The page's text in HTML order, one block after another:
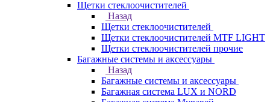
Щетки стеклоочистителей
Назад
Щетки стеклоочистителей
Щетки стеклоочистителей MTF LIGHT
Щетки стеклоочистителей прочие
Багажные системы и аксессуары
Назад
Багажные системы и аксессуары
Багажная система LUX и NORD